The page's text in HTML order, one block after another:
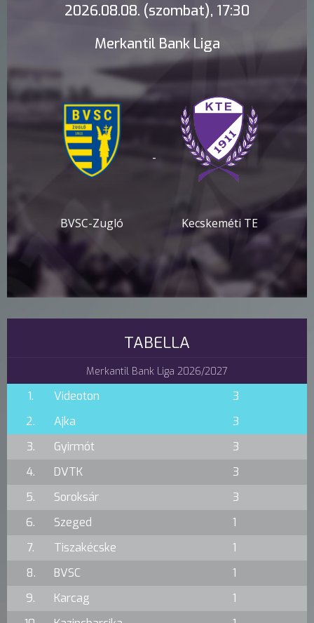
2026.08.08. (szombat), 17:30
Merkantil Bank Liga
BVSC-Zugló
-
Kecskeméti TE
TABELLA
Merkantil Bank Liga 2026/2027
1. Videoton
3
2.
Ajka
3
3.
Gyirmót
3
4.
DVTK
3
5.
Soroksár
3
6.
Szeged
1
7.
Tiszakécske
1
8.
BVSC
1
9.
Karcag
1